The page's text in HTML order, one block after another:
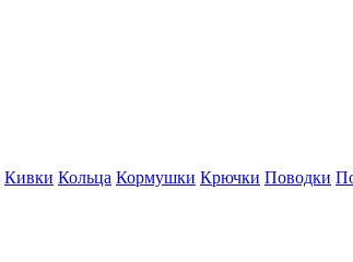
Кивки Кольца Кормушки Крючки Поводки